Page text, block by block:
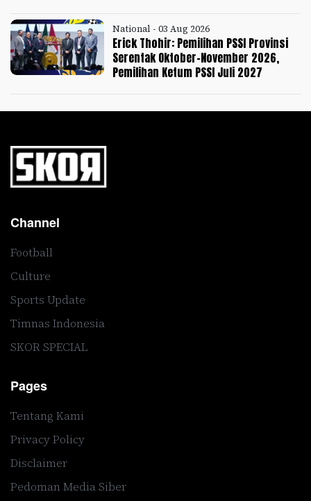
National - 03 Aug 2026
Erick Thohir: Pemilihan PSSI Provinsi
Serentak Oktober-November 2026,
Pemilihan Ketum PSSI Juli 2027
Channel
Football
Culture
Sports Update
Timnas Indonesia
SKOR SPECIAL
Pages
Tentang Kami
Privacy Policy
Disclaimer
Pedoman Media Siber